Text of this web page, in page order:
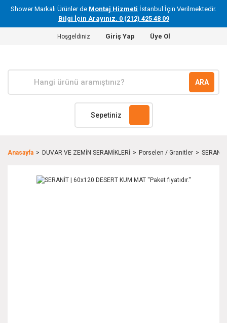
Shower Markalı Ürünler de Montaj Hizmeti İstanbul İçin Verilmektedir.
Bilgi İçin Arayınız. 0 (212) 425 48 09
Hoşgeldiniz Giriş Yap Üye Ol
ARA
Sepetiniz
Anasayfa DUVAR VE ZEMİN SERAMİKLERİ Porselen / Granitler